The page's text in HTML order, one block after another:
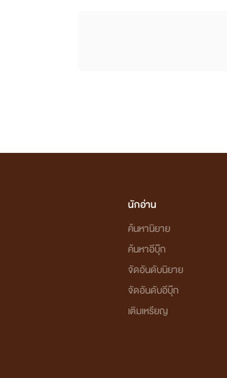
นักอ่าน
ค้นหานิยาย
ค้นหาอีบุ๊ก
จัดอันดับนิยาย
จัดอันดับอีบุ๊ก
เติมเหรียญ